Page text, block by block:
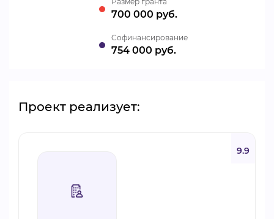
700 000 руб.
Cофинансирование
754 000 руб.
Проект реализует:
9.9